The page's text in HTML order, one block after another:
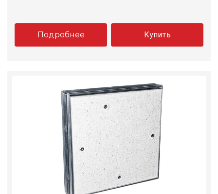
Подробнее Купить